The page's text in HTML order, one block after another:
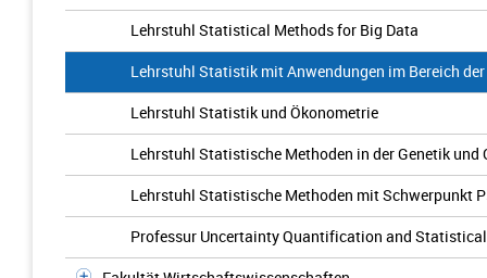
Lehrstuhl Statistical Methods for Big Data
Lehrstuhl Statistik mit Anwendungen im Bereich
Lehrstuhl Statistik und Ökonometrie
Lehrstuhl Statistische Methoden in der Genetik und
Lehrstuhl Statistische Methoden mit Schwerpunkt
Professur Uncertainty Quantification and